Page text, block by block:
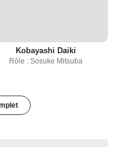
Kobayashi Daiki
Rôle : Sosuke Mitsuba